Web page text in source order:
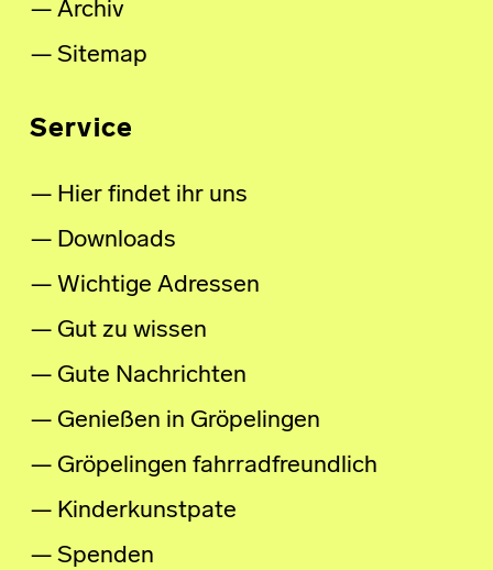
Archiv
Sitemap
Service
Hier findet ihr uns
Downloads
Wichtige Adressen
Gut zu wissen
Gute Nachrichten
Genießen in Gröpelingen
Gröpelingen fahrradfreundlich
Kinderkunstpate
Spenden